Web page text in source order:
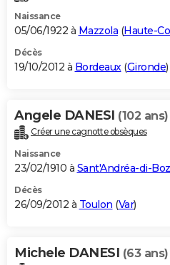
Naissance
05/06/1922 à Mazzola (Haute-
Décès
19/10/2012 à Bordeaux(Gironde)
Angele DANESI (102 ans)
Créer une cagnotte obsèques
Naissance
23/02/1910 à Sant'Andréa-di-
Décès
26/09/2012 à Toulon (Var)
Michele DANESI (63 ans)